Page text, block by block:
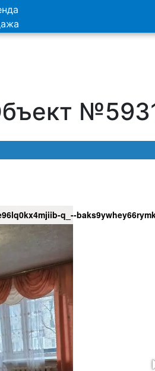
q_--